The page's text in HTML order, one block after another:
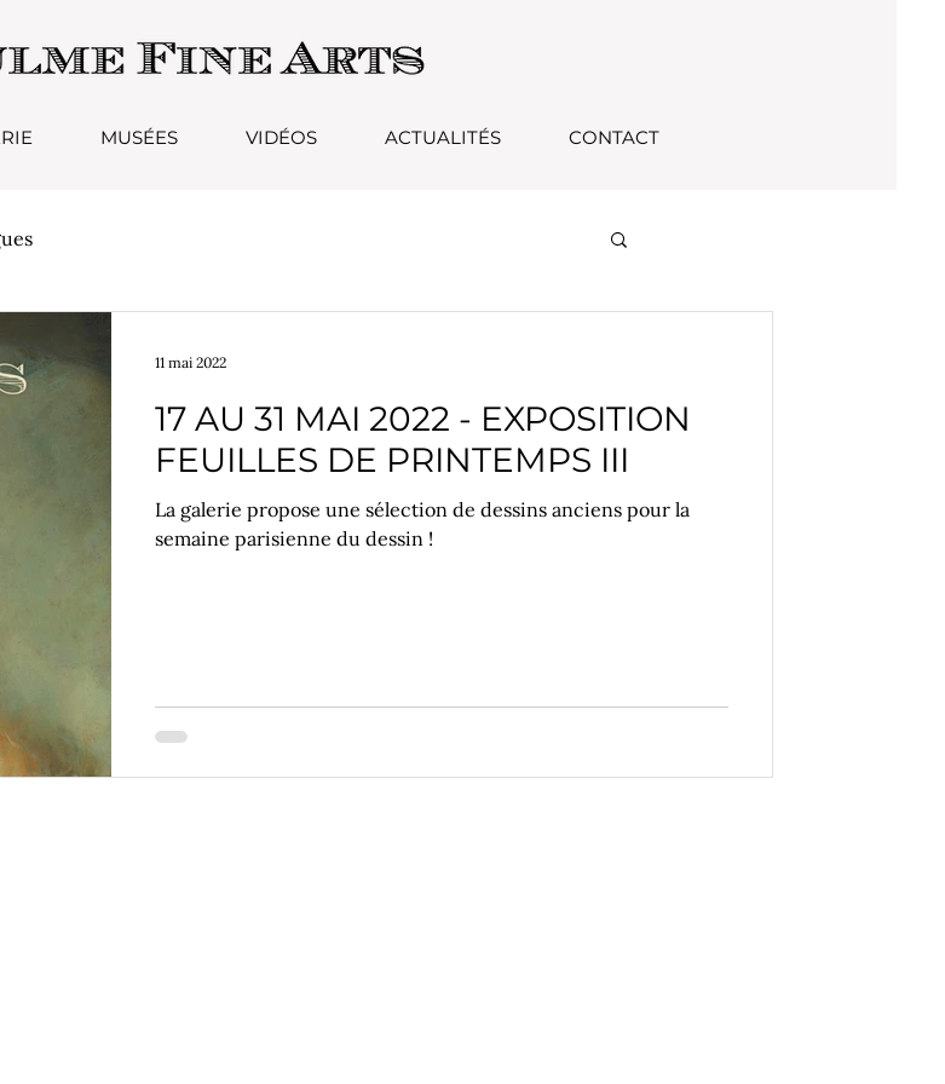
MUSÉES VIDÉOS ACTUALITÉS CONTACT
17 AU 31 MAI 2022 - EXPOSITION
FEUILLES DE PRINTEMPS III
La galerie propose une sélection de dessins anciens pour la
semaine parisienne du dessin !
11 mai 2022